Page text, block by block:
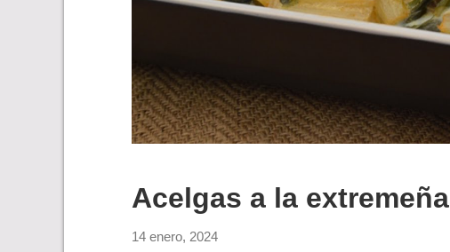
Acelgas a la extremeña
14 enero, 2024